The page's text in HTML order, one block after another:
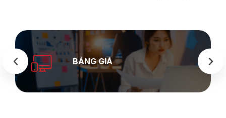
BẢNG GIÁ